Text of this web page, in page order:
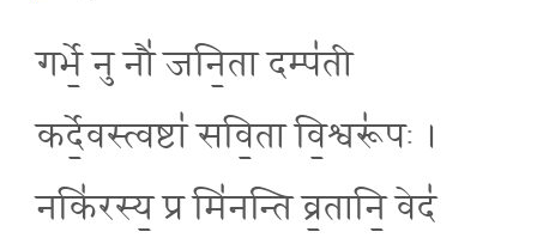
गर्भे॒ नु नौ॑ जनि॒ता दम्प॑ती
कर्दे॒वस्त्वष्टा॑ सवि॒ता वि॒श्वरू॑पः ।
नकि॑रस्य॒ प्र मि॑नन्ति व्र॒तानि॒ वेद॑